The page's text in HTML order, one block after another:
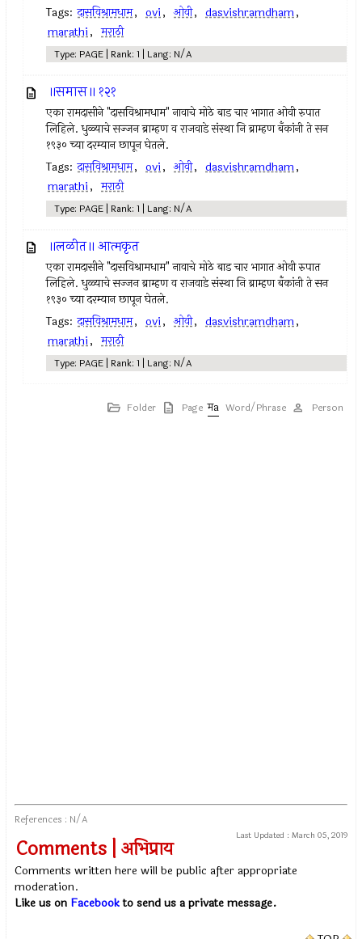
Tags: दासविश्रामधाम, ovi, ओवी, dasvishramdham,
marathi, मराठी
Type: PAGE | Rank: 1 | Lang: N/A
॥समास॥ १२१
एका रामदासीने "दासविश्रामधाम" नावाचे मोठे बाड चार भागात ओवी रुपात
लिहिले. धुळ्याचे सज्जन ब्राम्हण व राजवाडे संस्था नि ब्राम्हण बँकांनी ते सन
१९३० च्या दरम्यान छापून घेतले.
Tags: दासविश्रामधाम, ovi, ओवी, dasvishramdham,
marathi, मराठी
Type: PAGE | Rank: 1 | Lang: N/A
॥लळीत॥ आत्मकृत
एका रामदासीने "दासविश्रामधाम" नावाचे मोठे बाड चार भागात ओवी रुपात
लिहिले. धुळ्याचे सज्जन ब्राम्हण व राजवाडे संस्था नि ब्राम्हण बँकांनी ते सन
१९३० च्या दरम्यान छापून घेतले.
Tags: दासविश्रामधाम, ovi, ओवी, dasvishramdham,
marathi, मराठी
Type: PAGE | Rank: 1 | Lang: N/A
Folder Page Word/Phrase Person
References : N/A
Last Updated : March 05, 2019
Comments | अभिप्राय
Comments written here will be public after appropriate
moderation.
Like us on Facebookto send us a private message.